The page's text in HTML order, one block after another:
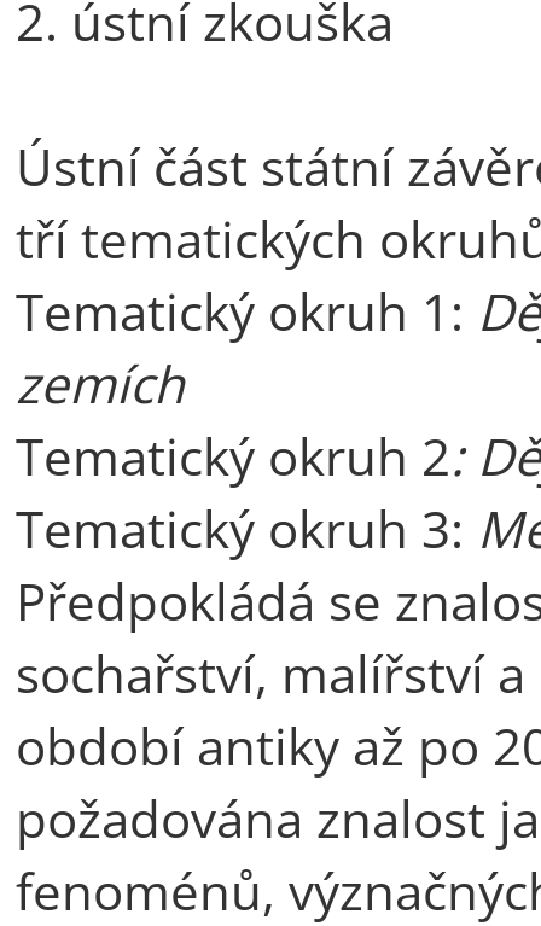
2. ústní zkouška
Ústní část státní
tří tematických
Tematický okruh 1:
zemích
Tematický okruh 2:
Tematický okruh 3:
Předpokládá se
sochařství, malířství
období antiky až po
požadována znalost
fenoménů,